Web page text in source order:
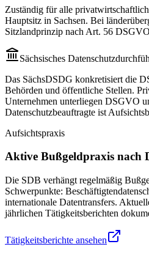
Zuständig für alle
Hauptsitz in Sachsen. Bei
Sitzlandprinzip nach Art. 56
Sächsisches
Das SächsDSDG konkretisiert die
Behörden und öffentliche Stellen.
Unternehmen unterliegen DSGVO
Datenschutzbeauftragte ist
Aufsichtspraxis
Aktive Bußgeldpraxis nach
Die SDB verhängt regelmäßig
Schwerpunkte:
internationale Datentransfers.
jährlichen Tätigkeitsberichten
Tätigkeitsberichte ansehen